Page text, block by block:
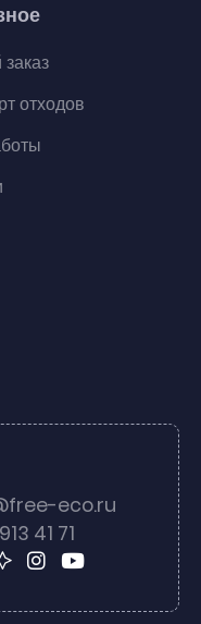
отходов
eco.ru
41 71